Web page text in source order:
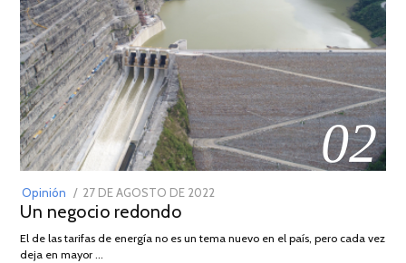
02
Opinión
POSTED
ON
27 DE AGOSTO DE 2022
DE
Un negocio redondo
El de las tarifas de energía no es un tema nuevo en el país, pero cada vez
deja en mayor …